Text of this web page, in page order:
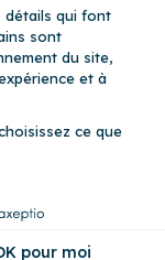
–Politique de
🇫🇷